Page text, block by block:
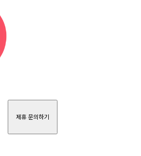
제휴 문의하기